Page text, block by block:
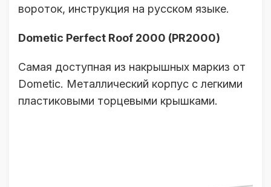
вороток, инструкция на русском языке.
Dometic Perfect Roof 2000 (PR2000)
Самая доступная из накрышных маркиз от
Dometic. Металлический корпус с легкими
пластиковыми торцевыми крышками.